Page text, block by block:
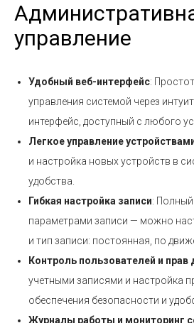
управление
Удобный веб-интерфейс:
управления системой через
интерфейс, доступный с любого
Легкое управление
и настройка новых устройств в
удобства.
Гибкая настройка записи:
параметрами записи — можно
и тип записи: постоянная, по
Контроль пользователей и прав
учетными записями и настройка
обеспечения безопасности и
Журналы работы и мониторинг